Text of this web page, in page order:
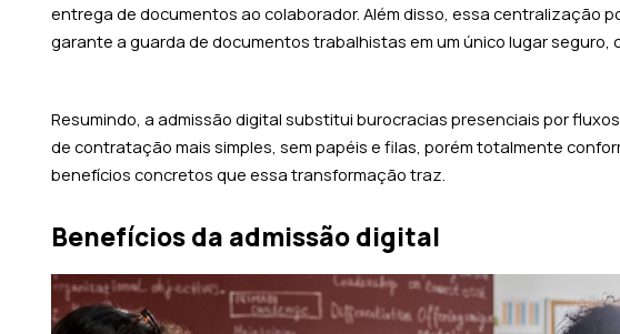
entrega de documentos ao colaborador. Além disso, essa centralização
garante a guarda de documentos trabalhistas em um único lugar seguro,
Resumindo, a admissão digital substitui burocracias presenciais por
de contratação mais simples, sem papéis e filas, porém totalmente
benefícios concretos que essa transformação traz.
Benefícios da admissão digital